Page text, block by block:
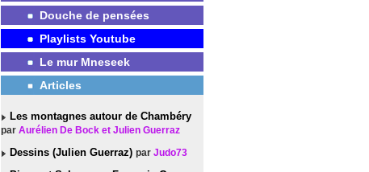
Douche de pensées
Playlists Youtube
Le mur Mneseek
Articles
Les montagnes autour de Chambéry
par Aurélien De Bock et Julien Guerraz
Dessins (Julien Guerraz) par Judo73